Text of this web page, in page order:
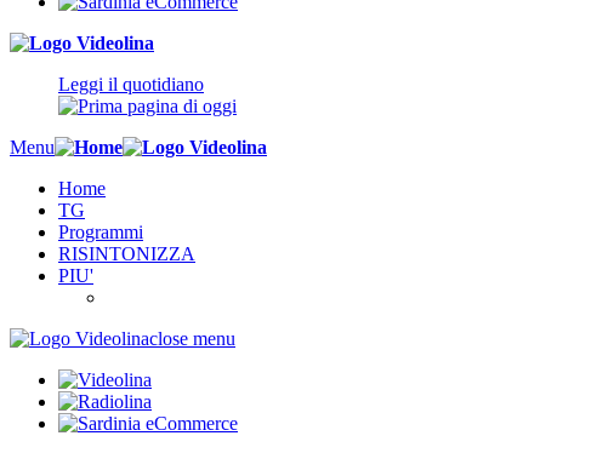
Leggi il quotidiano
Menu
Home
TG
Programmi
RISINTONIZZA
PIU'
close menu